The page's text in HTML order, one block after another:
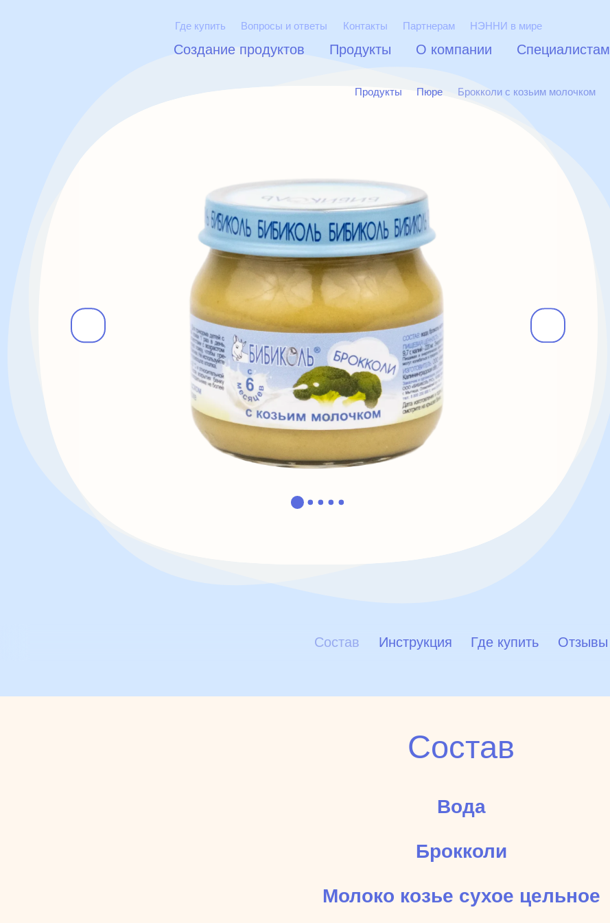
Где купить Вопросы и ответы Контакты Партнерам НЭННИ в мире
Создание продуктов Продукты О компании Специалистам
Продукты Пюре Брокколи с козьим молочком
Состав Инструкция Где купить Отзывы
Состав
Вода
Брокколи
Молоко козье сухое цельное